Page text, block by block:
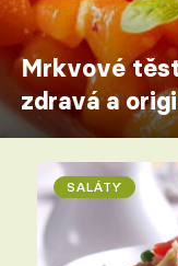
Mrkvové
zdravá a
SALÁTY